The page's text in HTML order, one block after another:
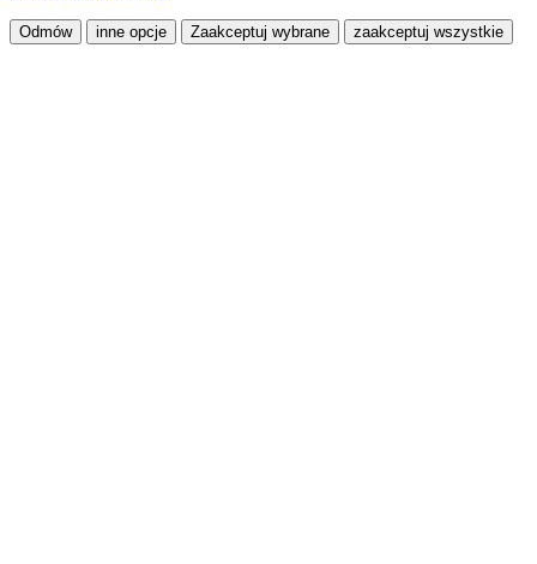
Odmów inne opcje Zaakceptuj wybrane zaakceptuj wszystkie